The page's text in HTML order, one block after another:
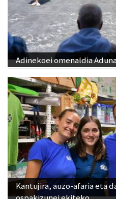
Adinekoei omenaldia
Kantujira, auzo-afaria eta